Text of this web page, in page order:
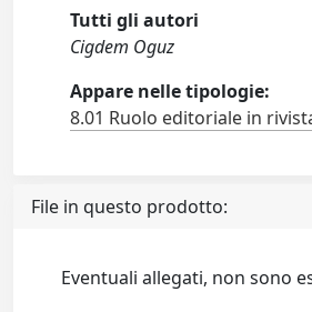
Tutti gli autori
Cigdem Oguz
Appare nelle tipologie:
8.01 Ruolo editoriale in
File in questo prodotto:
Eventuali allegati, non sono